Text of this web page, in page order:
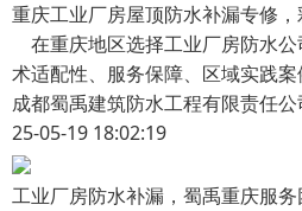
重庆工业厂房屋顶防水补漏专修
在重庆地区选择工业厂房防水
术适配性、服务保障、区域实践
成都蜀禹建筑防水工程有限责任公
25-05-19 18:02:19
工业厂房防水补漏，蜀禹重庆服